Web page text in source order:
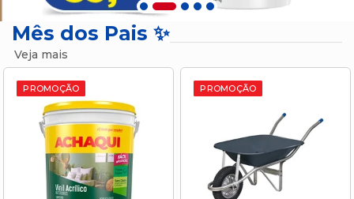
Mês dos Pais ✨
Veja mais
PROMOÇÃO PROMOÇÃO